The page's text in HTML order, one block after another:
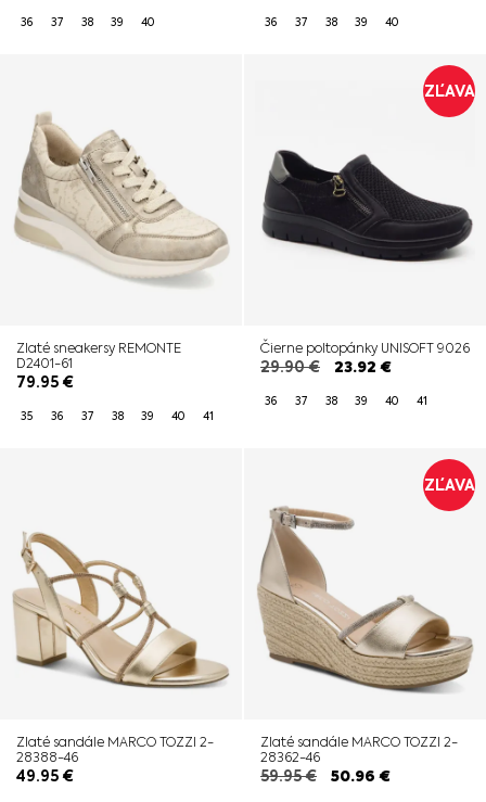
36 37 38 39 40 36 37 38 39 40
Zlaté sneakersy REMONTE
D2401-61
79.95€
35 36 37 38 39 40 41
ZĽAVA
Čierne poltopánky UNISOFT 9026
29.90€ 23.92 €
36 37 38 39 40 41
Zlaté sandále MARCO TOZZI 2-
28388-46
49.95€
ZĽAVA
Zlaté sandále MARCO TOZZI 2-
28362-46
59.95€ 50.96 €